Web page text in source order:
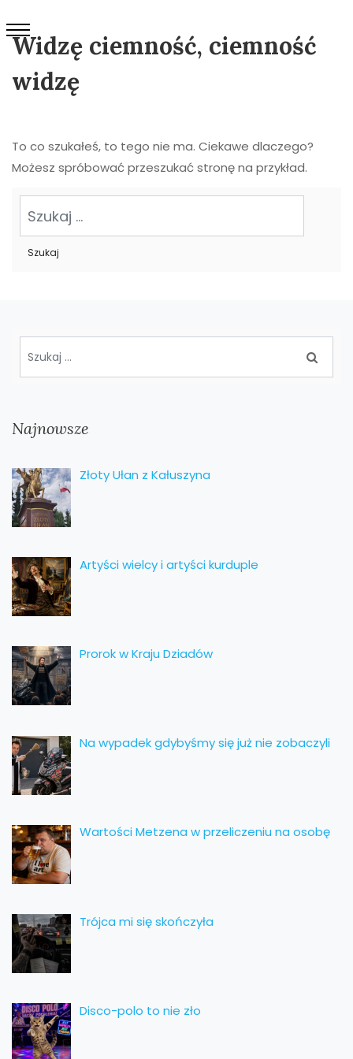
Widzę ciemność, ciemność
widzę
To co szukałeś, to tego nie ma. Ciekawe dlaczego?
Możesz spróbować przeszukać stronę na przykład.
Najnowsze
Złoty Ułan z Kałuszyna
Artyści wielcy i artyści kurduple
Prorok w Kraju Dziadów
Na wypadek gdybyśmy się już nie zobaczyli
Wartości Metzena w przeliczeniu na osobę
Trójca mi się skończyła
Disco-polo to nie zło